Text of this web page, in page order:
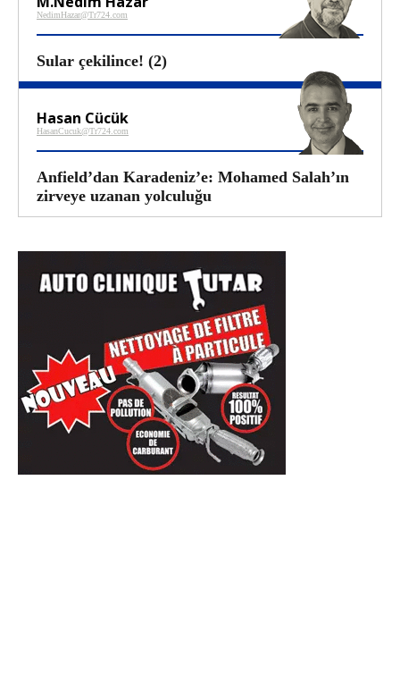
NedimHazar@Tr724.com
Sular çekilince! (2)
Hasan Cücük
HasanCucuk@Tr724.com
Anfield’dan Karadeniz’e: Mohamed Salah’ın
zirveye uzanan yolculuğu